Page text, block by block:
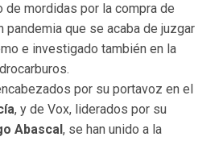
de mordidas por la compra de
pandemia que se acaba de juzgar
e investigado también en la
por su portavoz en el
, y de Vox, liderados por su
Abascal, se han unido a la